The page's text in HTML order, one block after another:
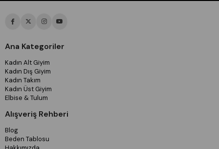
Ana Kategoriler
Kadın Alt Giyim
Kadın Dış Giyim
Kadın Takım
Kadın Üst Giyim
Elbise & Tulum
Alışveriş Rehberi
Blog
Beden Tablosu